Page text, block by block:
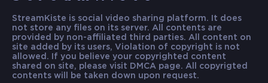
StreamKiste is social video sharing platform. It does
not store any files on its server. All contents are
provided by non-affiliated third parties. All content on
site added by its users, Violation of copyright is not
allowed. If you believe your copyrighted content
shared on site, please visit DMCA page. All copyrigted
contents will be taken down upon request.